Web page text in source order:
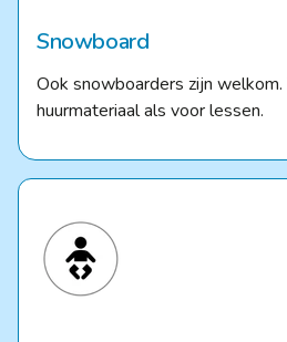
Snowboard
Ook snowboarders zijn
huurmateriaal als voor lessen.